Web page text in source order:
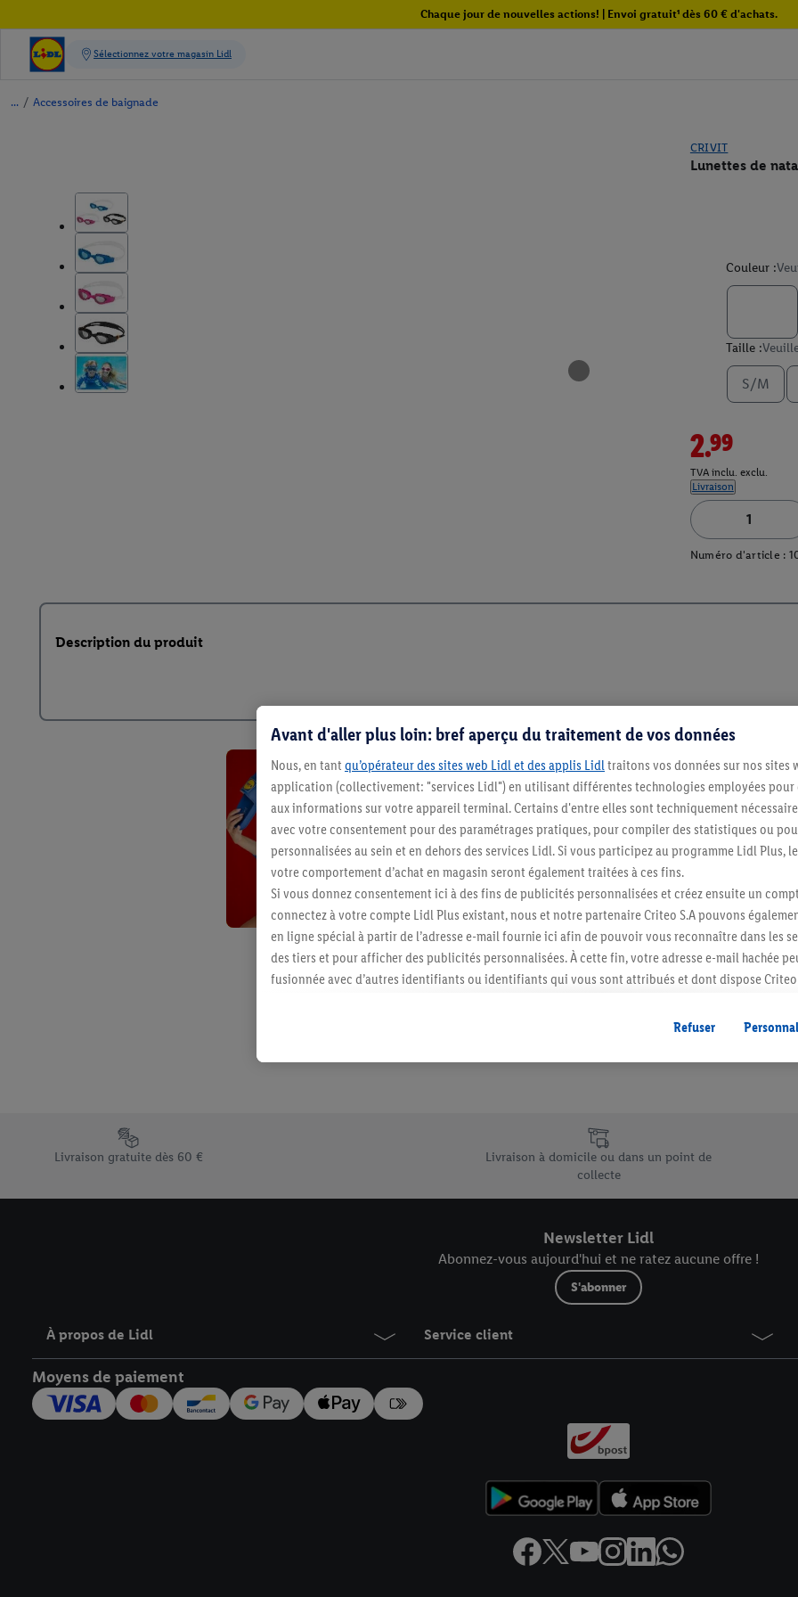
Chaque jour de nouvelles actions! | Envoi gratuit¹ dès 60 € d'achats.
/ Accessoires de baignade
CRIVIT
Lunettes de
Couleur :
Taille :
S/M
2.99
TVA inclu. exclu.
Livraison
Numéro d'article :
Description du produit
Restez au
Abonnez-vous à la
S'abonner
Élément du pied de page avec les différents arguments de vente uniques de Lidl.be
Livraison gratuite dès 60 €
Livraison à domicile ou dans un point de
collecte
Newsletter Lidl
Abonnez-vous aujourd'hui et ne ratez aucune offre !
S'abonner
À propos de Lidl Service client
Moyens de paiement
Avant d'aller plus loin: bref aperçu du traitement de vos données
Nous, en tant qu’opérateur des sites web Lidl et des applis Lidltraitons vos données sur nos sites
application (collectivement: "services Lidl") en utilisant différentes technologies employées pour
aux informations sur votre appareil terminal. Certains d'entre elles sont techniquement
avec votre consentement pour des paramétrages pratiques, pour compiler des statistiques ou
personnalisées au sein et en dehors des services Lidl. Si vous participez au programme Lidl Plus,
votre comportement d’achat en magasin seront également traitées à ces fins.
Si vous donnez consentement ici à des fins de publicités personnalisées et créez ensuite un
connectez à votre compte Lidl Plus existant, nous et notre partenaire Criteo S.A pouvons
en ligne spécial à partir de l’adresse e-mail fournie ici afin de pouvoir vous reconnaître dans les
des tiers et pour afficher des publicités personnalisées. À cette fin, votre adresse e-mail hachée
fusionnée avec d’autres identifiants ou identifiants qui vous sont attribués et dont dispose Criteo
vous avez montré de l’intérêt (par exemple en plaçant le produit dans un panier d’un webshop
l’achat) peuvent également être affichées sur plusieurs apppareils et plusieurs services de Lidl si
plusieurs services de Lidl peuvent vous être attribués en utilisant votre adresse e-mail hachée et,
En cliquant sur « Refuser », vous pouvez autoriser uniquement l’utilisation des technologies
« Accepter », vous autorisez tous les traitements pour toutes les finalités susmentionnées. Vous
Refuser